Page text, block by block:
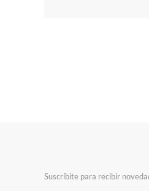
Suscríbite para recibir